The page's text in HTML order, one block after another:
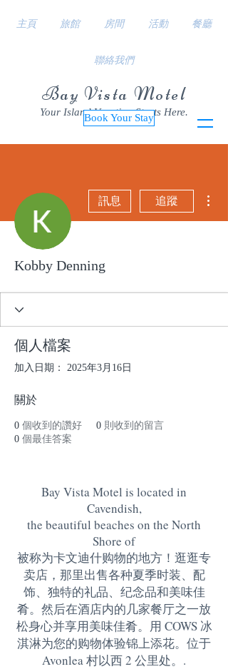
Bay Vista Motel
Your Island Vacation Starts Here.
Book Your Stay
主頁 旅館 房間 活動 餐廳
聯絡我們
訊息 追蹤
Kobby Denning
個人檔案
加入日期： 2025年3月16日
關於
0 個收到的讚好 0 則收到的留言
0 個最佳答案
Bay Vista Motel is located in
Cavendish,
the beautiful beaches on the North
Shore of
被称为卡文迪什购物的地方！逛逛专
卖店，那里出售各种夏季时装、配
饰、独特的礼品、纪念品和美味佳
肴。然后在酒店内的几家餐厅之一放
松身心并享用美味佳肴。用 COWS 冰
淇淋为您的购物体验锦上添花。位于
Avonlea 村以西 2 公里处。 .